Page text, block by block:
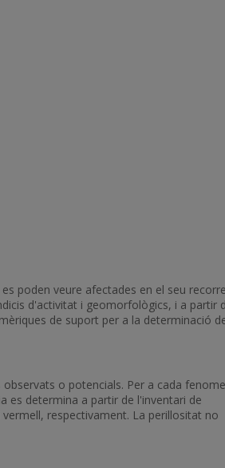
poden veure afectades en el seu
d'activitat i geomorfològics, i a partir
de suport per a la determinació
o potencials. Per a cada
es determina a partir de l'inventari de
respectivament. La perillositat no